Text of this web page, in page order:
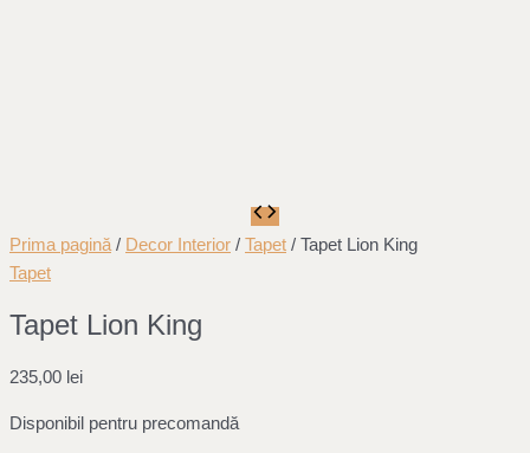
Prima pagină / Decor Interior / Tapet / Tapet Lion King
Tapet
Tapet Lion King
235,00 lei
Disponibil pentru precomandă